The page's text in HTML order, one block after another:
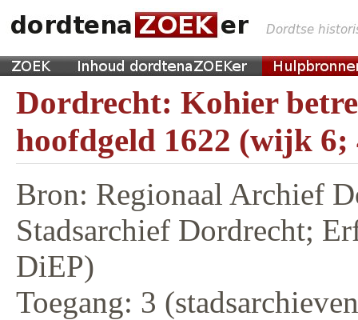
Dordrecht: Kohier
hoofdgeld 1622 (wijk 6;
Bron: Regionaal Archief
Stadsarchief Dordrecht;
DiEP)
Toegang: 3